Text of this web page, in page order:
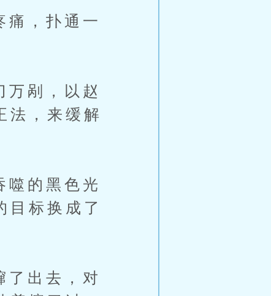
，扑通一
剐，以赵
法，来缓解
的黑色光
目标换成了
出去，对